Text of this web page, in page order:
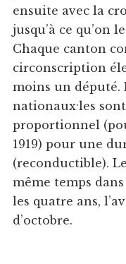
ensuite avec la
jusqu’à ce qu’on
Chaque canton
circonscription
moins un député.
nationauxˑles
proportionnel
1919) pour une
(reconductible).
même temps
les quatre ans,
d’octobre.